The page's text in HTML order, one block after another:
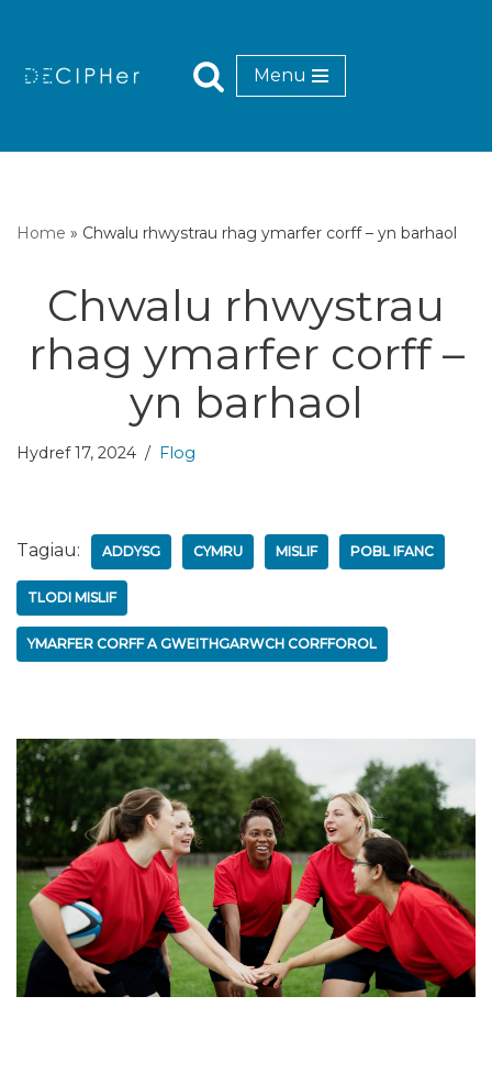
Menu
Home » Chwalu rhwystrau rhag ymarfer corff – yn barhaol
Chwalu rhwystrau
rhag ymarfer corff –
yn barhaol
Hydref 17, 2024 Flog
Tagiau: ADDYSG CYMRU MISLIF POBL IFANC
TLODI MISLIF
YMARFER CORFF A GWEITHGARWCH CORFFOROL